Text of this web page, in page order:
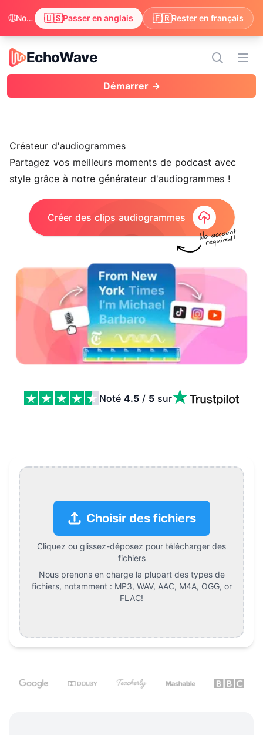
EchoWave
EchoWave
Démarrer →
Créateur d'audiogrammes
Partagez vos meilleurs moments de podcast avec
style grâce à notre générateur d'audiogrammes !
Créer des clips audiogrammes
Noté 4.5 / 5 sur
Choisir des fichiers
Cliquez ou glissez-déposez pour télécharger des
fichiers
Nous prenons en charge la plupart des types de
fichiers, notamment : MP3, WAV, AAC, M4A, OGG, or
FLAC!
🌐 Nous avons remarqué que votre navigateur préfère anglais. Passer pour profiter du contenu en anglais ? 🇺🇸Passer en anglais 🇫🇷Rester en français